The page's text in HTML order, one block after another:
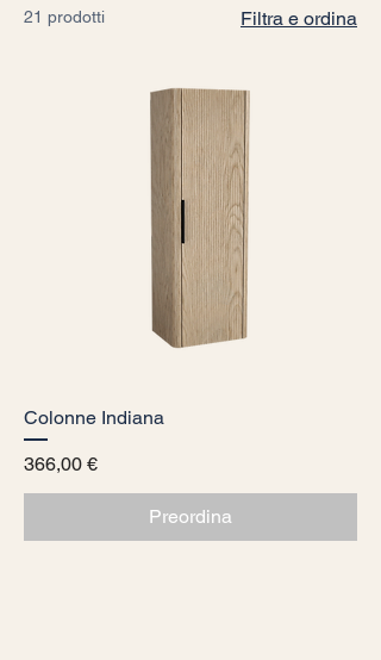
21 prodotti Filtra e ordina
Colonne Indiana
Prezzo
366,00 €
Preordina